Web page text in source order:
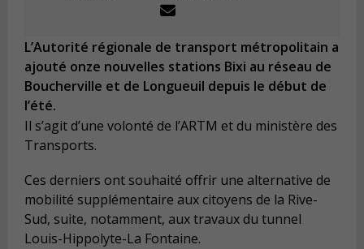
L’Autorité régionale de transport métropolitain a
ajouté onze nouvelles stations Bixi au réseau de
Boucherville et de Longueuil depuis le début de
l’été.
Il s’agit d’une volonté de l’ARTM et du ministère des
Transports.
Ces derniers ont souhaité offrir une alternative de
mobilité supplémentaire aux citoyens de la Rive-
Sud, suite, notamment, aux travaux du tunnel
Louis-Hippolyte-La Fontaine.